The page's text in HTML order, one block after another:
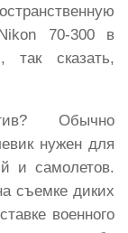
70-300 в
так сказать,
Обычно
нужен для
и самолетов.
съемке диких
военного